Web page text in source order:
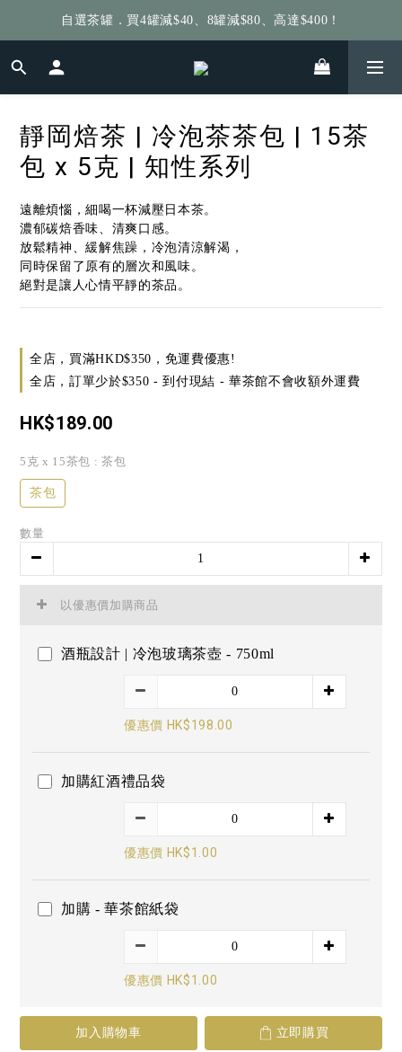
給個訂單好評，立即送你 $5 購物金！
自選茶罐．買4罐減$40、8罐減$80、高達$400！
給個訂單好評，立即送你 $5 購物金！
靜岡焙茶 | 冷泡茶茶包 | 15茶
包 x 5克 | 知性系列
遠離煩惱，細喝一杯減壓日本茶。
濃郁碳焙香味、清爽口感。
放鬆精神、緩解焦躁，冷泡清涼解渴，
同時保留了原有的層次和風味。
絕對是讓人心情平靜的茶品。
全店，買滿HKD$350，免運費優惠!
全店，訂單少於$350 - 到付現結 - 華茶館不會收額外運費
HK$189.00
5克 x 15茶包 : 茶包
茶包
數量
以優惠價加購商品
酒瓶設計 | 冷泡玻璃茶壺 - 750ml
優惠價 HK$198.00
加購紅酒禮品袋
優惠價 HK$1.00
加購 - 華茶館紙袋
優惠價 HK$1.00
加入購物車 立即購買